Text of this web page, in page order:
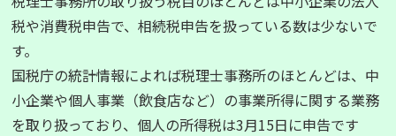
税や消費税申告で、相続税申告を扱っている数は少ないで
す。
国税庁の統計情報によれば税理士事務所のほとんどは、中
小企業や個人事業（飲食店など）の事業所得に関する業務
を取り扱っており、個人の所得税は3月15日に申告です